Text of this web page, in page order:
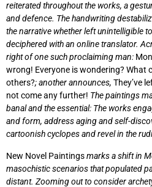
reiterated throughout the works, a
and defence. The handwriting
the narrative whether left unintelligible
deciphered with an online translator.
right of one such proclaiming man:
wrong! Everyone is wondering? What
others?; another announces, They’ve
not come any further! The paintings
banal and the essential: The works
and form, address aging and self-
cartoonish cyclopes and revel in the
New Novel Paintingsmarks a shift in
masochistic scenarios that populated
distant. Zooming out to consider